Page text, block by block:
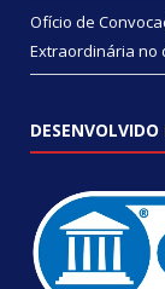
Ofício de
Extraordinária no
DESENVOLVIDO